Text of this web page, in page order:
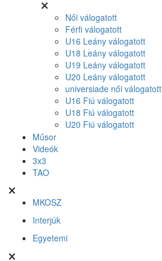
Női válogatott
Férfi válogatott
U16 Leány válogatott
U18 Leány válogatott
U19 Leány válogatott
U20 Leány válogatott
universiade női válogatott
U16 Fiú válogatott
U18 Fiú válogatott
U20 Fiú válogatott
Műsor
Videók
3x3
TAO
MKOSZ
Interjúk
Egyetemi